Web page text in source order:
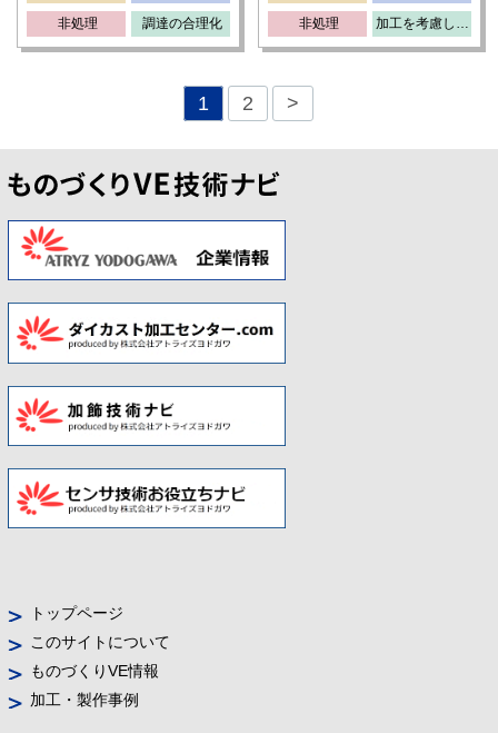
非処理 調達の合理化 非処理 加工を考慮した設計変更
1 2 >
トップページ
このサイトについて
ものづくりVE情報
加工・製作事例